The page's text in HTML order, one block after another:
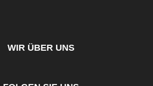
WIR ÜBER UNS